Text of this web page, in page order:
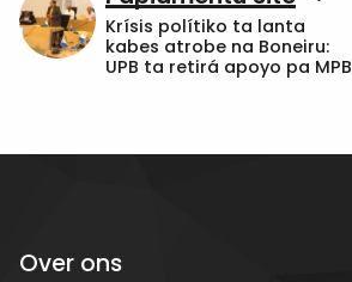
Krísis polítiko ta lanta
kabes atrobe na Boneiru:
UPB ta retirá apoyo pa MPB
Over ons